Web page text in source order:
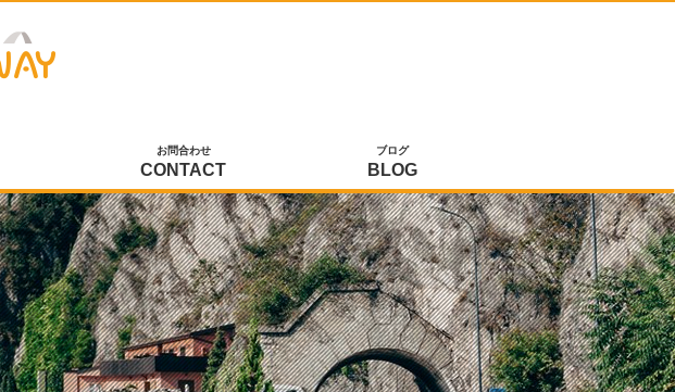
お問合わせ
CONTACT
ブログ
BLOG